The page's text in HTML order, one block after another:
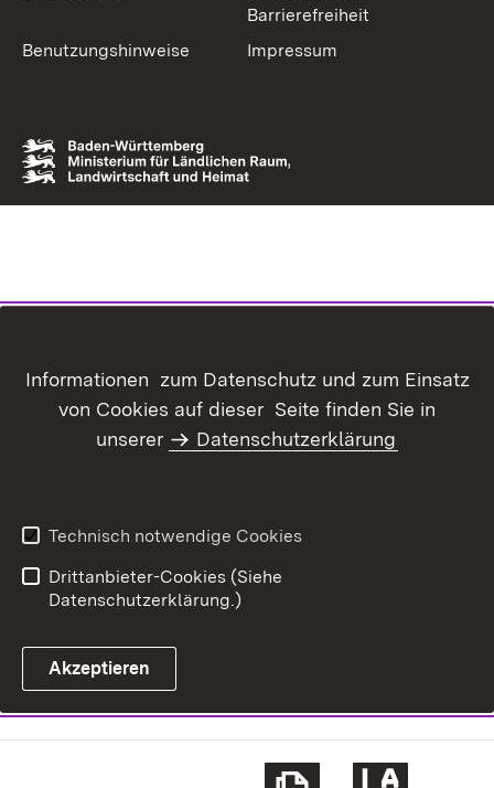
Barrierefreiheit
Benutzungshinweise
Impressum
Informationen zum Datenschutz und zum Einsatz
von Cookies auf dieser Seite finden Sie in
unserer
Datenschutzerklärung
Technisch notwendige Cookies
Drittanbieter-Cookies (Siehe
Datenschutzerklärung.)
Akzeptieren